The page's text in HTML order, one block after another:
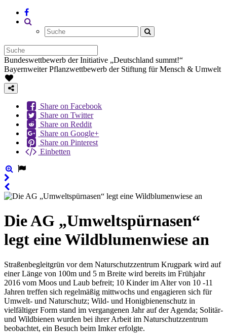
Bundeswettbewerb der Initiative „Deutschland summt!“
Bayernweiter Pflanzwettbewerb der Stiftung für Mensch & Umwelt
Share on Facebook
Share on Twitter
Share on Reddit
Share on Google+
Share on Pinterest
Einbetten
Die AG „Umweltspürnasen“
legt eine Wildblumenwiese an
Straßenbegleitgrün vor dem Naturschutzzentrum Krugpark wird auf
einer Länge von 100m und 5 m Breite wird bereits im Frühjahr
2016 vom Moos und Laub befreit; 10 Kinder im Alter von 10 -11
Jahren treffen sich regelmäßig mittwochs und engagieren sich für
Umwelt- und Naturschutz; Wild- und Honigbienenschutz in
vielfältiger Form stand im vergangenen Jahr auf der Agenda; Solitär-
und Wildbienen wurden bei ihrer Arbeit im Naturschutzzentrum
beobachtet, ein Besuch beim Imker erfolgte.